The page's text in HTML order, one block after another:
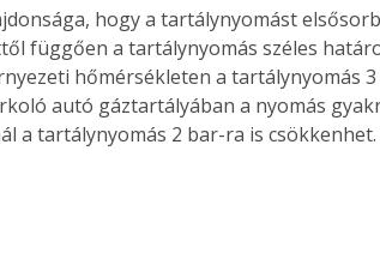
függően a tartálynyomás széles
hőmérsékleten a tartálynyomás
autó gáztartályában a nyomás
a tartálynyomás 2 bar-ra is csökkenhet.